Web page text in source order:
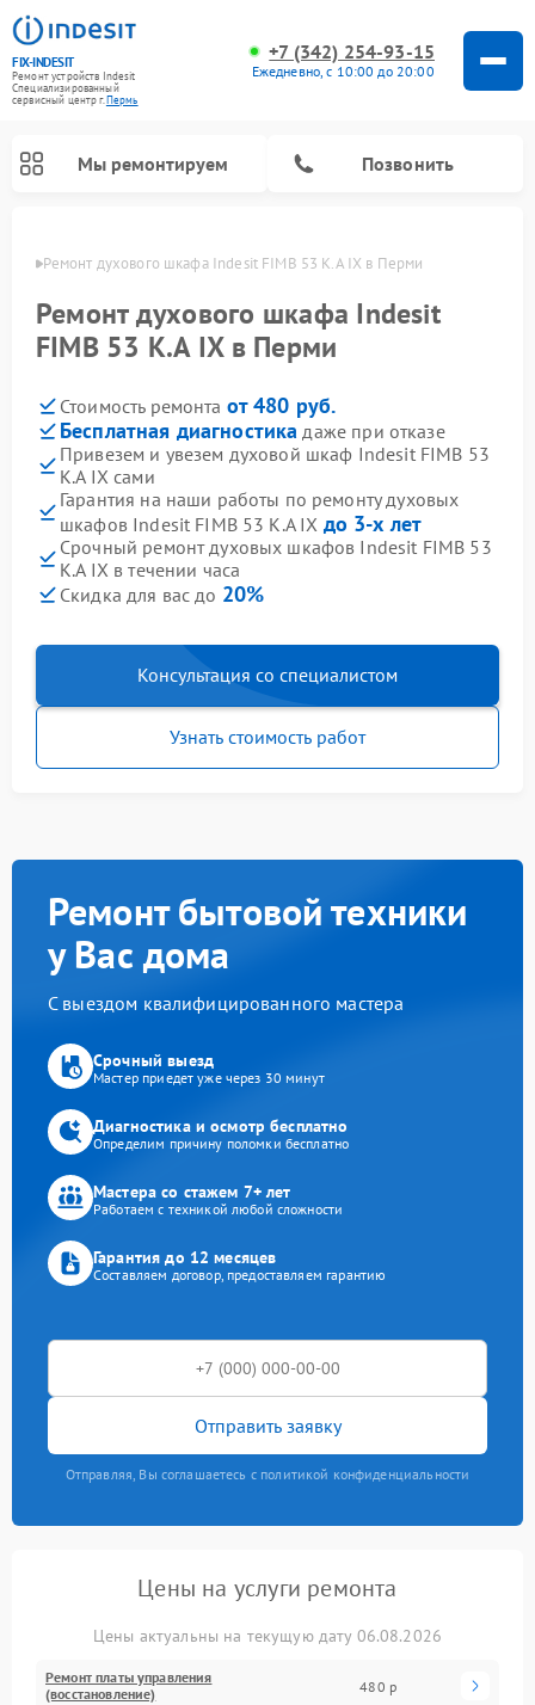
FIX-INDESIT
Ремонт устройств Indesit
Специализированный
cервисный центр г.Пермь
+7 (342) 254-93-15
Ежедневно, с 10:00 до 20:00
Мы ремонтируем Позвонить
Ремонт духового шкафа Indesit FIMB 53 K.A IX в Перми
Ремонт духового шкафа Indesit
FIMB 53 K.A IX в Перми
Стоимость ремонта от 480 руб.
Бесплатная диагностика даже при отказе
Привезем и увезем духовой шкаф Indesit FIMB 53
K.A IX сами
Гарантия на наши работы по ремонту духовых
шкафов Indesit FIMB 53 K.A IX до 3-х лет
Срочный ремонт духовых шкафов Indesit FIMB 53
K.A IX в течении часа
Скидка для вас до 20%
Консультация со специалистом
Узнать стоимость работ
Ремонт бытовой техники
у Вас дома
С выездом квалифицированного мастера
Срочный выезд
Мастер приедет уже через 30 минут
Диагностика и осмотр бесплатно
Определим причину поломки бесплатно
Мастера со стажем 7+ лет
Работаем с техникой любой сложности
Гарантия до 12 месяцев
Составляем договор, предоставляем гарантию
Отправить заявку
Отправляя, Вы соглашаетесь с политикой конфиденциальности
Цены на услуги ремонта
Цены актуальны на текущую дату 06.08.2026
Ремонт платы управления
(восстановление)
480 р